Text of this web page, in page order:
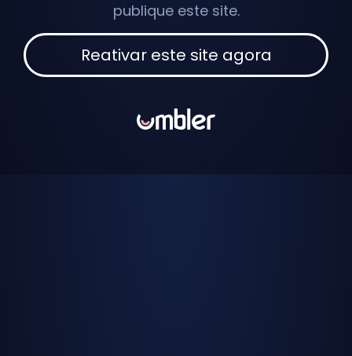
publique este site.
Reativar este site agora